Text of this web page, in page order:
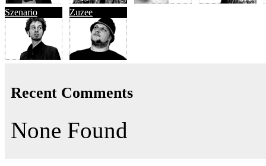
Szenario Zuzee
Recent Comments
None Found